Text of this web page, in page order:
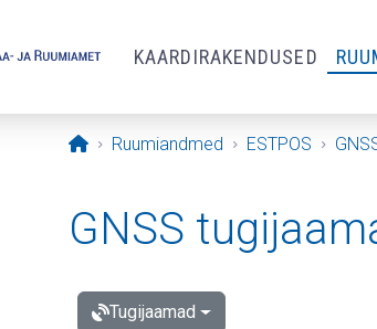
KAARDIRAKENDUSED
Avaleht
Ruumiandmed ESTPOS
GNSS
Tugijaamad